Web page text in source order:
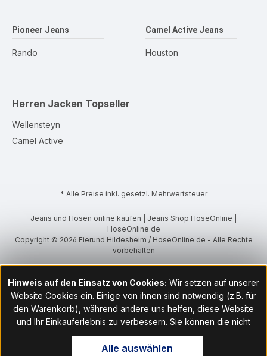
Pioneer Jeans
Rando
Camel Active Jeans
Houston
Herren Jacken Topseller
Wellensteyn
Camel Active
* Alle Preise inkl. gesetzl. Mehrwertsteuer
Jeans und Hosen online kaufen | Jeans Shop HoseOnline |
HoseOnline.de
Copyright © 2026 Eierund Hildesheim / HoseOnline.de - Alle Rechte
vorbehalten
Hinweis auf den Einsatz von Cookies: Wir setzen auf unserer
Website Cookies ein. Einige von ihnen sind notwendig (z.B. für
den Warenkorb), während andere uns helfen, diese Website
und Ihr Einkauferlebnis zu verbessern. Sie können die nicht
notwendigen Cookies mit Klick auf „OK“ akzeptieren oder per
Klick auf "Nur technisch notwendige akzeptieren" ablehnen. Den
Alle auswählen